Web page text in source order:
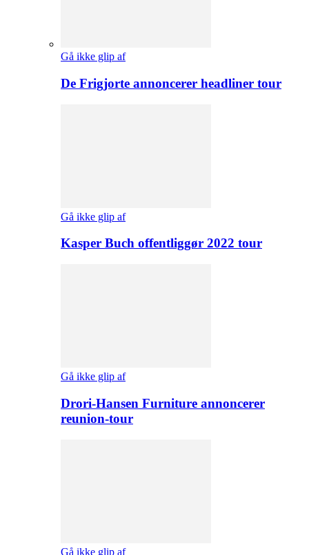
Gå ikke glip af
De Frigjorte annoncerer headliner tour
Gå ikke glip af
Kasper Buch offentliggør 2022 tour
Gå ikke glip af
Drori-Hansen Furniture annoncerer
reunion-tour
Gå ikke glip af